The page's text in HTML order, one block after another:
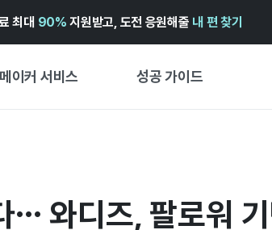
최대 90% 지원받고, 도전 응원해줄 내 편 찾기
메이커 서비스 성공 가이드
말센터 ↗︎
와디즈 스쿨
… 와디즈, 팔로워